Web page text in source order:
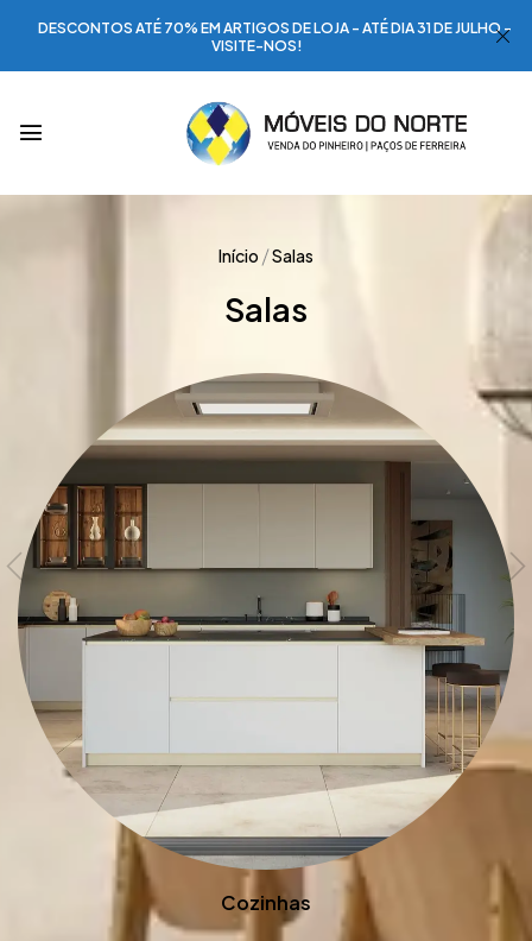
DESCONTOS ATÉ 70% EM ARTIGOS DE LOJA - ATÉ DIA 31 DE JULHO -
VISITE-NOS!
Início Salas
Salas
Cozinhas